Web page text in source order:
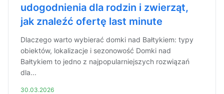
udogodnienia dla rodzin i zwierząt,
jak znaleźć ofertę last minute
Dlaczego warto wybierać domki nad Bałtykiem: typy
obiektów, lokalizacje i sezonowość Domki nad
Bałtykiem to jedno z najpopularniejszych rozwiązań
dla...
30.03.2026